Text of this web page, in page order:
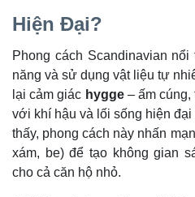
Hiện Đại?
Phong cách Scandinavian
năng và sử dụng vật liệu tự
lại cảm giác hygge– ấm cúng,
với khí hậu và lối sống hiện
thấy, phong cách này nhấn
xám, be) để tạo không gian
cho cả căn hộ nhỏ.